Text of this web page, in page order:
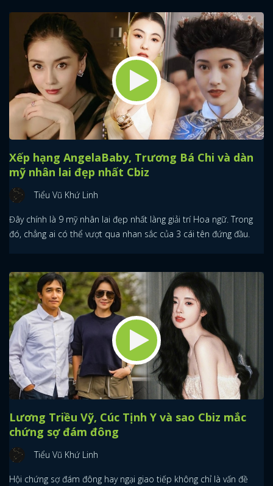
Xếp hạng AngelaBaby, Trương Bá Chi và dàn
mỹ nhân lai đẹp nhất Cbiz
Tiểu Vũ Khứ Linh
Đây chính là 9 mỹ nhân lai đẹp nhất làng giải trí Hoa ngữ. Trong
đó, chẳng ai có thể vượt qua nhan sắc của 3 cái tên đứng đầu.
Lương Triều Vỹ, Cúc Tịnh Y và sao Cbiz mắc
chứng sợ đám đông
Tiểu Vũ Khứ Linh
Hội chứng sợ đám đông hay ngại giao tiếp không chỉ là vấn đề